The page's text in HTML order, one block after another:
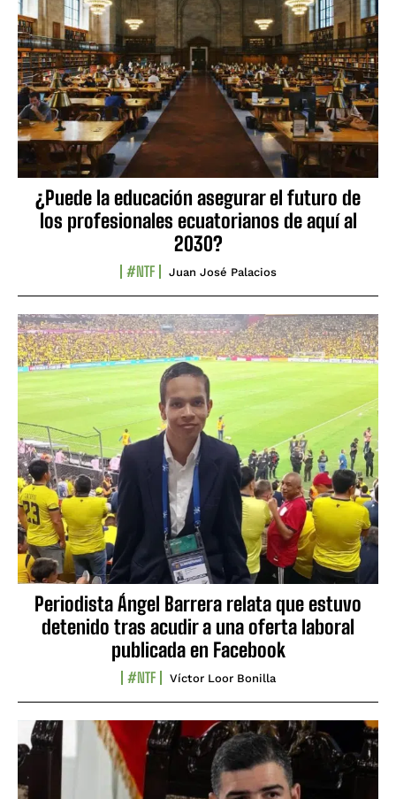
¿Puede la educación asegurar el futuro de
los profesionales ecuatorianos de aquí al
2030?
#NTF Juan José Palacios
Periodista Ángel Barrera relata que estuvo
detenido tras acudir a una oferta laboral
publicada en Facebook
#NTF Víctor Loor Bonilla